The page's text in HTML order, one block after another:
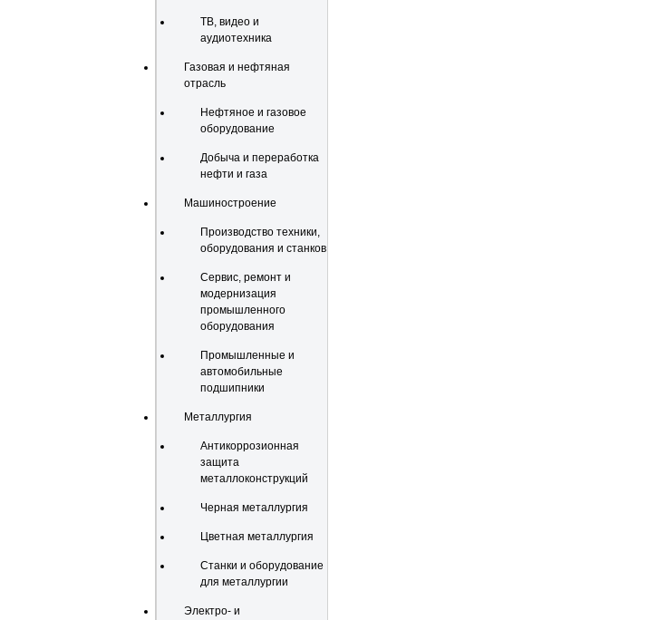
ТВ, видео и
аудиотехника
Газовая и нефтяная
отрасль
Нефтяное и газовое
оборудование
Добыча и переработка
нефти и газа
Машиностроение
Производство техники,
оборудования и станков
Сервис, ремонт и
модернизация
промышленного
оборудования
Промышленные и
автомобильные
подшипники
Металлургия
Антикоррозионная
защита
металлоконструкций
Черная металлургия
Цветная металлургия
Станки и оборудование
для металлургии
Электро- и